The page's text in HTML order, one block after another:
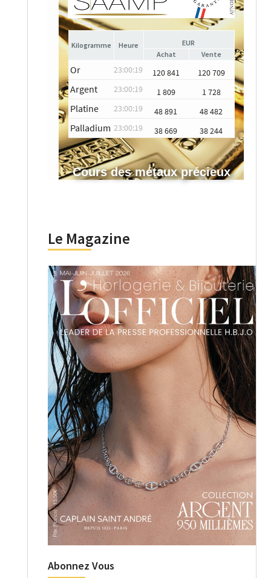
Heure
EUR
Achat
Vente
Or 23:00:19 120 841 120 709
Argent 23:00:19 1 809 1 728
Platine 23:00:19 48 891 48 482
Palladium 23:00:19 38 669 38 244
Cours des métaux précieux
Le Magazine
Abonnez Vous